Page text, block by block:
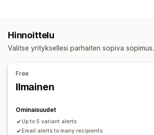
Ilmoitusasetukset
Hinnoittelu
Valitse yrityksellesi parhaiten sopiva sopimus.
Free
Ilmainen
Ominaisuudet
Up to 5 variant alerts
Email alerts to many recipients